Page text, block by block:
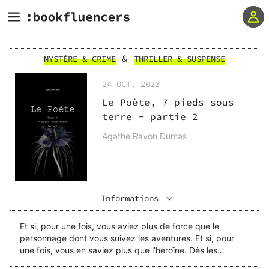
MYSTÈRE & CRIME & THRILLER & SUSPENSE
24 OCT. 2023
Le Poète, 7 pieds sous
terre - partie 2
Agathe Ravon Dumas
Informations
Et si, pour une fois, vous aviez plus de force que le
personnage dont vous suivez les aventures. Et si, pour
une fois, vous en saviez plus que l’héroïne. Dès les